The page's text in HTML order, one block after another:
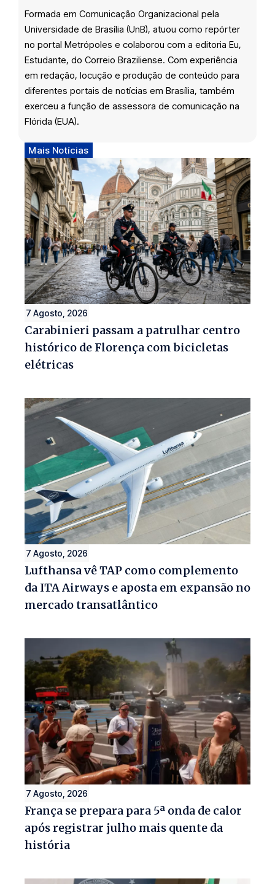
Formada em Comunicação Organizacional pela
Universidade de Brasília (UnB), atuou como repórter
no portal Metrópoles e colaborou com a editoria Eu,
Estudante, do Correio Braziliense. Com experiência
em redação, locução e produção de conteúdo para
diferentes portais de notícias em Brasília, também
exerceu a função de assessora de comunicação na
Flórida (EUA).
Mais Notícias
7 Agosto, 2026
Carabinieri passam a patrulhar centro
histórico de Florença com bicicletas
elétricas
7 Agosto, 2026
Lufthansa vê TAP como complemento
da ITA Airways e aposta em expansão no
mercado transatlântico
7 Agosto, 2026
França se prepara para 5ª onda de calor
após registrar julho mais quente da
história